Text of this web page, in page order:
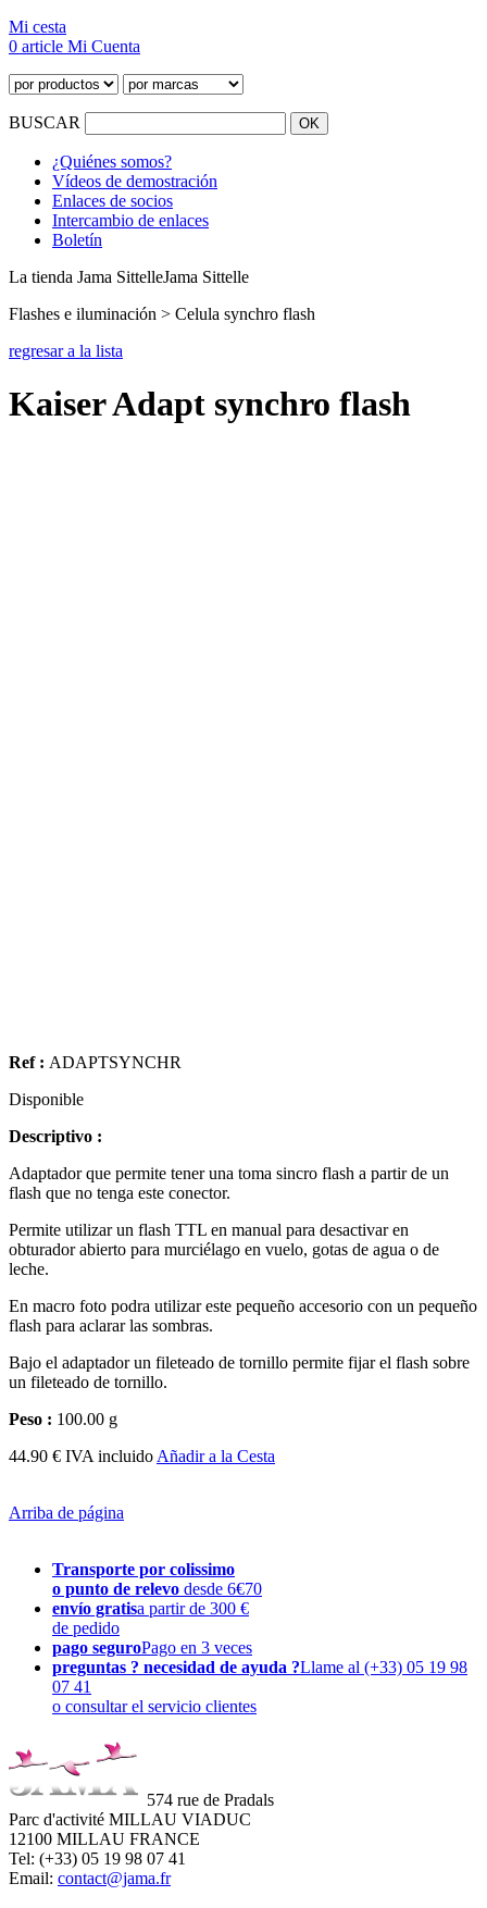
Mi cesta
0 article Mi Cuenta
BUSCAR
¿Quiénes somos?
Vídeos de demostración
Enlaces de socios
Intercambio de enlaces
Boletín
La tienda Jama SittelleJama Sittelle
Flashes e iluminación > Celula synchro flash
regresar a la lista
Kaiser Adapt synchro flash
Ref : ADAPTSYNCHR
Disponible
Descriptivo :
Adaptador que permite tener una toma sincro flash a partir de un
flash que no tenga este conector.
Permite utilizar un flash TTL en manual para desactivar en
obturador abierto para murciélago en vuelo, gotas de agua o de
leche.
En macro foto podra utilizar este pequeño accesorio con un pequeño
flash para aclarar las sombras.
Bajo el adaptador un fileteado de tornillo permite fijar el flash sobre
un fileteado de tornillo.
Peso : 100.00 g
44.90 € IVA incluido Añadir a la Cesta
Arriba de página
Transporte por colissimo
o punto de relevo desde 6€70
envío gratisa partir de 300 €
de pedido
pago seguroPago en 3 veces
preguntas ? necesidad de ayuda ?Llame al (+33) 05 19 98
07 41
o consultar el servicio clientes
574 rue de Pradals
Parc d'activité MILLAU VIADUC
12100 MILLAU FRANCE
Tel: (+33) 05 19 98 07 41
Email: contact@jama.fr